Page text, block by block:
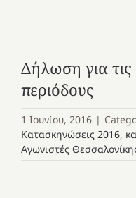
Δήλωση για
περιόδους
1 Ιουνίου, 2016 |
Κατασκηνώσεις 2016,
Αγωνιστές